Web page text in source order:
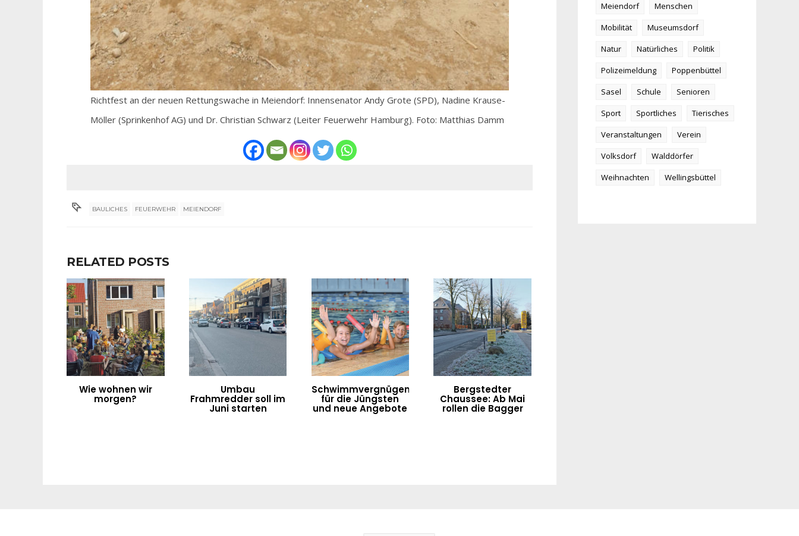
Richtfest an der neuen Rettungswache in Meiendorf: Innensenator Andy Grote (SPD), Nadine Krause-
Möller (Sprinkenhof AG) und Dr. Christian Schwarz (Leiter Feuerwehr Hamburg). Foto: Matthias Damm
BAULICHES FEUERWEHR MEIENDORF
RELATED POSTS
Wie wohnen wir
morgen?
Umbau
Frahmredder soll im
Juni starten
Schwimmvergnügen
für die Jüngsten
und neue Angebote
Bergstedter
Chaussee: Ab Mai
rollen die Bagger
Meiendorf
Menschen
Mobilität
Museumsdorf
Natur
Natürliches
Politik
Polizeimeldung
Poppenbüttel
Sasel
Schule
Senioren
Sport
Sportliches
Tierisches
Veranstaltungen
Verein
Volksdorf
Walddörfer
Weihnachten
Wellingsbüttel